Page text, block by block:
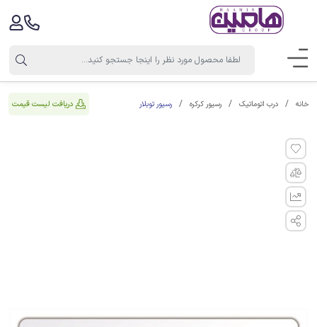
خانه درب اتوماتیک رسیور کرکره رسیور توبلار دریافت لیست قیمت